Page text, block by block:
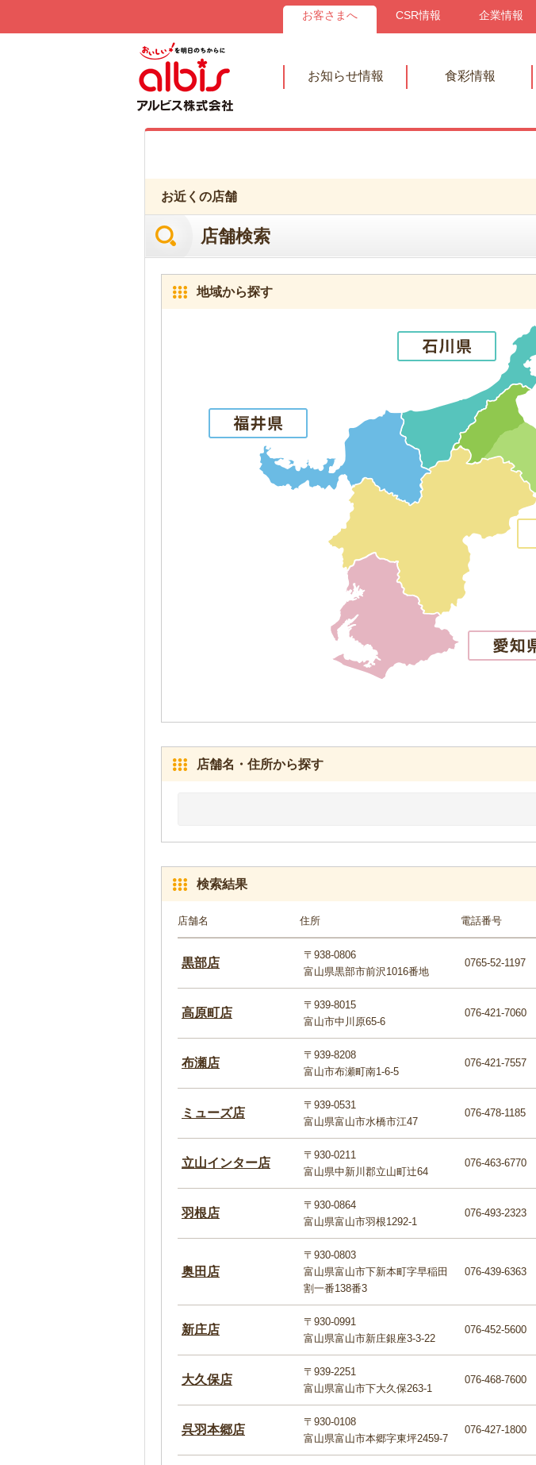
お客さまへ CSR情報 企業情報
お知らせ情報 食彩情報
お近くの店舗
店舗検索
地域から探す
店舗名・住所から探す
検索結果
店舗名 住所 電話番号
黒部店
〒938-0806
富山県黒部市前沢1016番地
0765-52-1197
高原町店
〒939-8015
富山市中川原65-6
076-421-7060
布瀬店
〒939-8208
富山市布瀬町南1-6-5
076-421-7557
ミューズ店
〒939-0531
富山県富山市水橋市江47
076-478-1185
立山インター店
〒930-0211
富山県中新川郡立山町辻64
076-463-6770
羽根店
〒930-0864
富山県富山市羽根1292-1
076-493-2323
奥田店
〒930-0803
富山県富山市下新本町字早稲田
割一番138番3
076-439-6363
新庄店
〒930-0991
富山県富山市新庄銀座3-3-22
076-452-5600
大久保店
〒939-2251
富山県富山市下大久保263-1
076-468-7600
呉羽本郷店
〒930-0108
富山県富山市本郷字東坪2459-7
076-427-1800